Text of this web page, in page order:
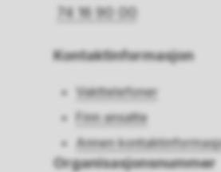
74 16 90 00
Kontaktinformasjon
Vakttelefoner
Finn ansatte
Annen
Organisasjonsnummer